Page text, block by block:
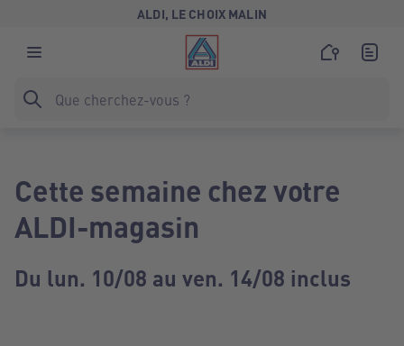
ALDI, LE CHOIX MALIN
Cette semaine chez votre
ALDI-magasin
Du lun. 10/08 au ven. 14/08 inclus